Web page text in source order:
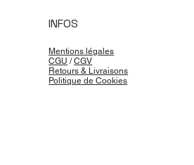
INFOS
Mentions légales
CGU /CGV
Retours & Livraisons
Politique de Cookies